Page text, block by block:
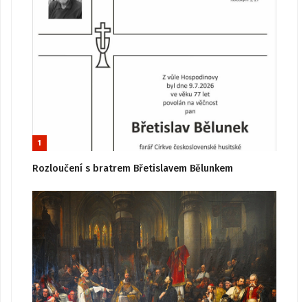
1
Rozloučení s bratrem Břetislavem Bělunkem